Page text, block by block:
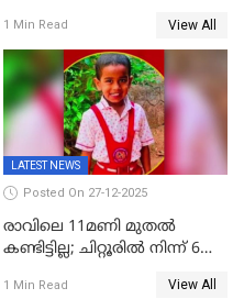
അപകടം കണ്ണൂരിൽ
1 Min Read View All
LATEST NEWS
Posted On 27-12-2025
രാവിലെ 11മണി മുതൽ
കണ്ടിട്ടില്ല; ചിറ്റൂരിൽ നിന്ന് 6
1 Min Read View All